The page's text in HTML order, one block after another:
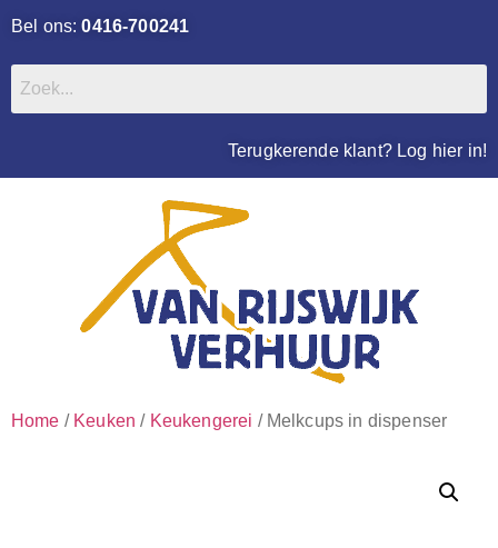
Bel ons:0416-700241
Terugkerende klant? Log hier in!
Home / Keuken / Keukengerei / Melkcups in dispenser